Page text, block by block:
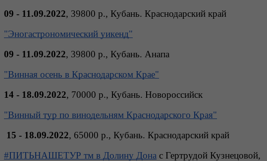
09 - 11.09.2022, 39800 р., Кубань. Краснодарский край
"Эногастрономический уикенд"
09 - 11.09.2022, 39800 р., Кубань. Анапа
"Винная осень в Краснодарском Крае"
14 - 18.09.2022, 70000 р., Кубань. Новороссийск
"Винный тур по винодельням Краснодарского Края"
15 - 18.09.2022, 65000 р., Кубань. Краснодарский край
#ПИТЬНАШЕТУР тм в Долину Дона с Гертрудой Кузнецовой,